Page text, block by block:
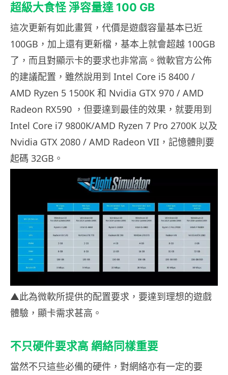
超級大食怪淨容量達 100 GB
這次更新有如此畫質，代價是遊戲容量基本已近
100GB ，加上還有更新檔，基本上就會超越 100GB
了，而且對顯示卡的要求也非常高。微軟官方公佈
的建議配置，雖然說用到 Intel Core i5 8400 /
AMD Ryzen 5 1500K 和 Nvidia GTX 970 / AMD
Radeon RX590 ，但要達到最佳的效果，就要用到
Intel Core i7 9800K/AMD Ryzen 7 Pro 2700K 以及
Nvidia GTX 2080 / AMD Radeon VII ，記憶體則要
起碼 32GB 。
▲此為微軟所提供的配置要求，要達到理想的遊戲
體驗，顯卡需求甚高。
不只硬件要求高 網絡同樣重要
當然不只這些必備的硬件，對網絡亦有一定的要